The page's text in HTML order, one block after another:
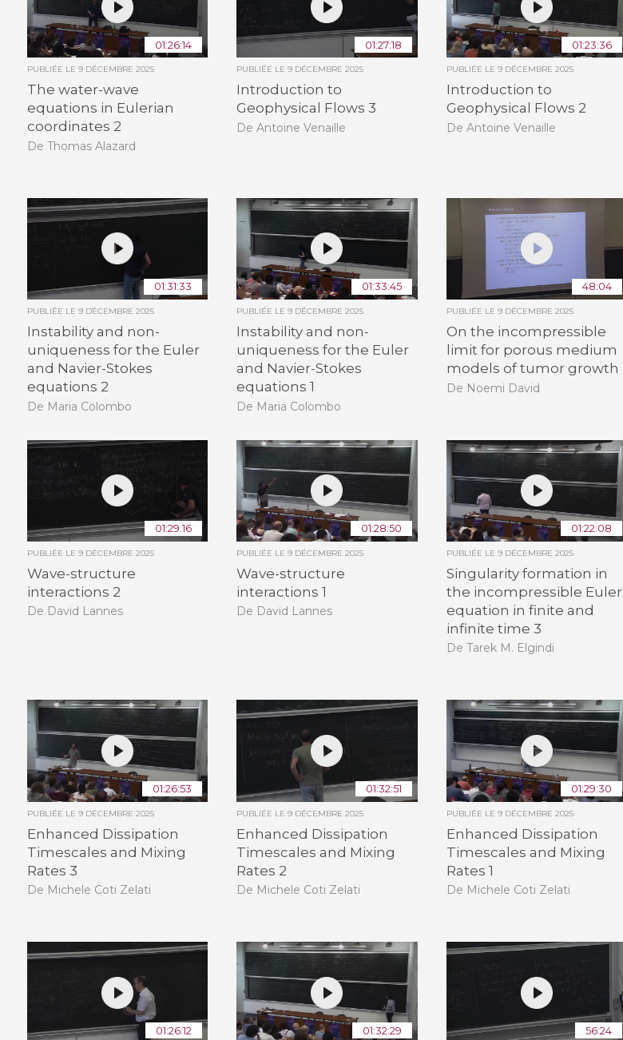
01:26:14
PUBLIÉE LE 9 DÉCEMBRE 2025
The water-wave
equations in Eulerian
coordinates 2
De Thomas Alazard
01:27:18
PUBLIÉE LE9 DÉCEMBRE 2025
Introduction to
Geophysical Flows 3
De Antoine Venaille
01:23:36
PUBLIÉE LE 9 DÉCEMBRE 2025
Introduction to
Geophysical Flows 2
De Antoine Venaille
01:31:33
PUBLIÉE LE 9 DÉCEMBRE 2025
Instability and non-
uniqueness for the Euler
and Navier-Stokes
equations 2
De Maria Colombo
01:33:45
PUBLIÉE LE9 DÉCEMBRE 2025
Instability and non-
uniqueness for the Euler
and Navier-Stokes
equations 1
De Maria Colombo
48:04
PUBLIÉE LE 9 DÉCEMBRE 2025
On the incompressible
limit for porous medium
models of tumor growth
De Noemi David
01:29:16
PUBLIÉE LE 9 DÉCEMBRE 2025
Wave-structure
interactions 2
De David Lannes
01:28:50
PUBLIÉE LE9 DÉCEMBRE 2025
Wave-structure
interactions 1
De David Lannes
01:22:08
PUBLIÉE LE 9 DÉCEMBRE 2025
Singularity formation in
the incompressible Euler
equation in finite and
infinite time 3
De Tarek M. Elgindi
01:26:53
PUBLIÉE LE 9 DÉCEMBRE 2025
Enhanced Dissipation
Timescales and Mixing
Rates 3
De Michele Coti Zelati
01:32:51
PUBLIÉE LE9 DÉCEMBRE 2025
Enhanced Dissipation
Timescales and Mixing
Rates 2
De Michele Coti Zelati
01:29:30
PUBLIÉE LE 9 DÉCEMBRE 2025
Enhanced Dissipation
Timescales and Mixing
Rates 1
De Michele Coti Zelati
01:26:12 01:32:29 56:24